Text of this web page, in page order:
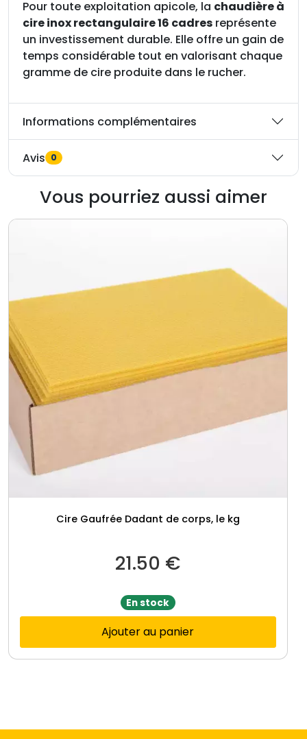
Pour toute exploitation apicole, la chaudière à
cire inox rectangulaire 16 cadres représente
un investissement durable. Elle offre un gain de
temps considérable tout en valorisant chaque
gramme de cire produite dans le rucher.
Informations complémentaires
Avis 0
Vous pourriez aussi aimer
Cire Gaufrée Dadant de corps, le kg
21.50 €
En stock
Ajouter au panier